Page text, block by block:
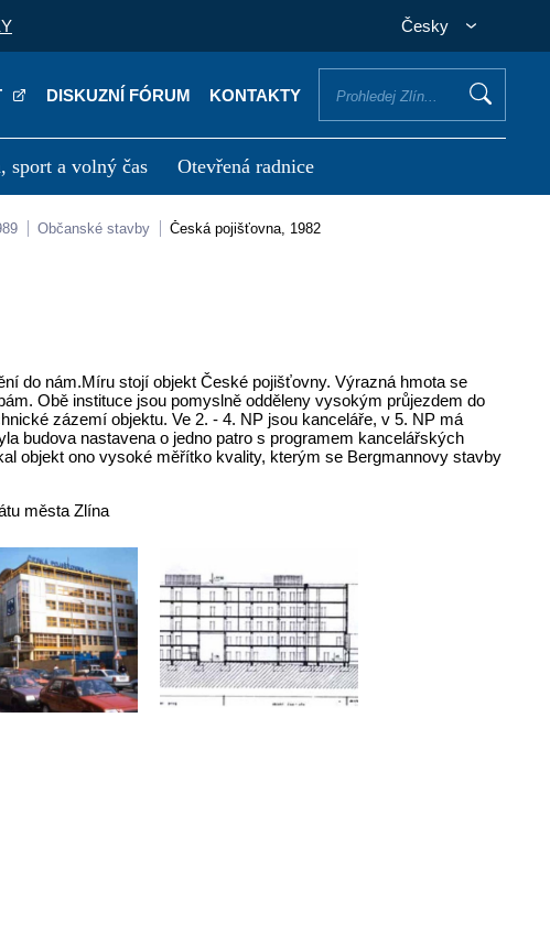
Česky
DISKUZNÍ FÓRUM KONTAKTY
sport a volný čas Otevřená radnice
Potřebuji vyřídit
Občanské stavby Česká pojišťovna, 1982
do nám.Míru stojí objekt České pojišťovny. Výrazná hmota se
Obě instituce jsou pomyslně odděleny vysokým průjezdem do
zázemí objektu. Ve 2. - 4. NP jsou kanceláře, v 5. NP má
budova nastavena o jedno patro s programem kancelářských
objekt ono vysoké měřítko kvality, kterým se Bergmannovy stavby
města Zlína